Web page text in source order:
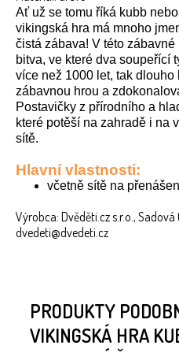
Ať už se tomu říká kubb
vikingská hra má mnoho
čistá zábava! V této
bitva, ve které dva soupeřící
více než 1000 let, tak dlouho
zábavnou hrou a
Postavičky z přírodního a
které potěší na zahradě i na
sítě.
Hlavní vlastnosti:
včetně sítě na
Výrobca: Dvěděti.cz s.r.o.,
dvedeti@dvedeti.cz
PRODUKTY
VIKINGSKÁ HRA